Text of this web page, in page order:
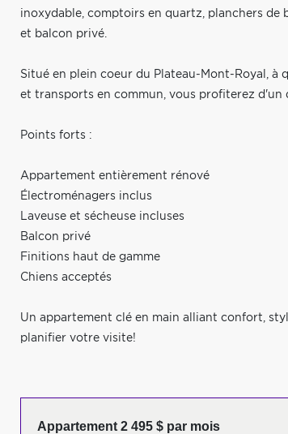
inoxydable, comptoirs en quartz, planchers de
et balcon privé.
Situé en plein coeur du Plateau-Mont-Royal, à
et transports en commun, vous profiterez d'un
Points forts :
Appartement entièrement rénové
Électroménagers inclus
Laveuse et sécheuse incluses
Balcon privé
Finitions haut de gamme
Chiens acceptés
Un appartement clé en main alliant confort,
planifier votre visite!
Appartement 2 495 $ par mois